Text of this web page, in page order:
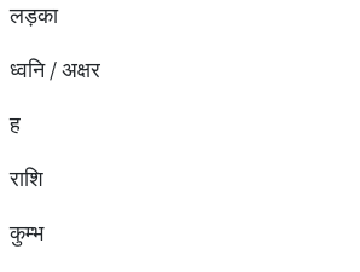
लड़का
ध्वनि / अक्षर
ह
राशि
कुम्भ